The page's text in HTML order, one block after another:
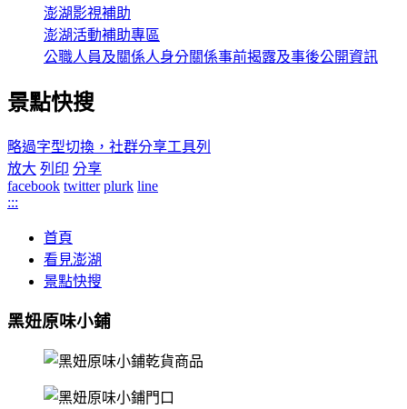
澎湖影視補助
澎湖活動補助專區
公職人員及關係人身分關係事前揭露及事後公開資訊
景點快搜
略過字型切換，社群分享工具列
放大 列印 分享
facebook twitter plurk line
:::
首頁
看見澎湖
景點快搜
黑妞原味小鋪